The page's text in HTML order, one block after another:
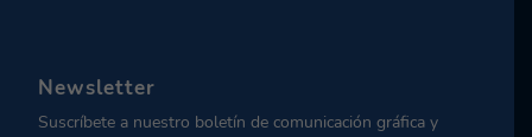
Newsletter
Suscríbete a nuestro boletín de comunicación gráfica y